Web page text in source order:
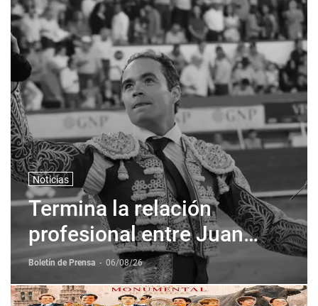
Noticias
Termina la relación
profesional entre Juan
Pablo Sanchez y Corona +
Corona
Boletín de Prensa - 06/08/26